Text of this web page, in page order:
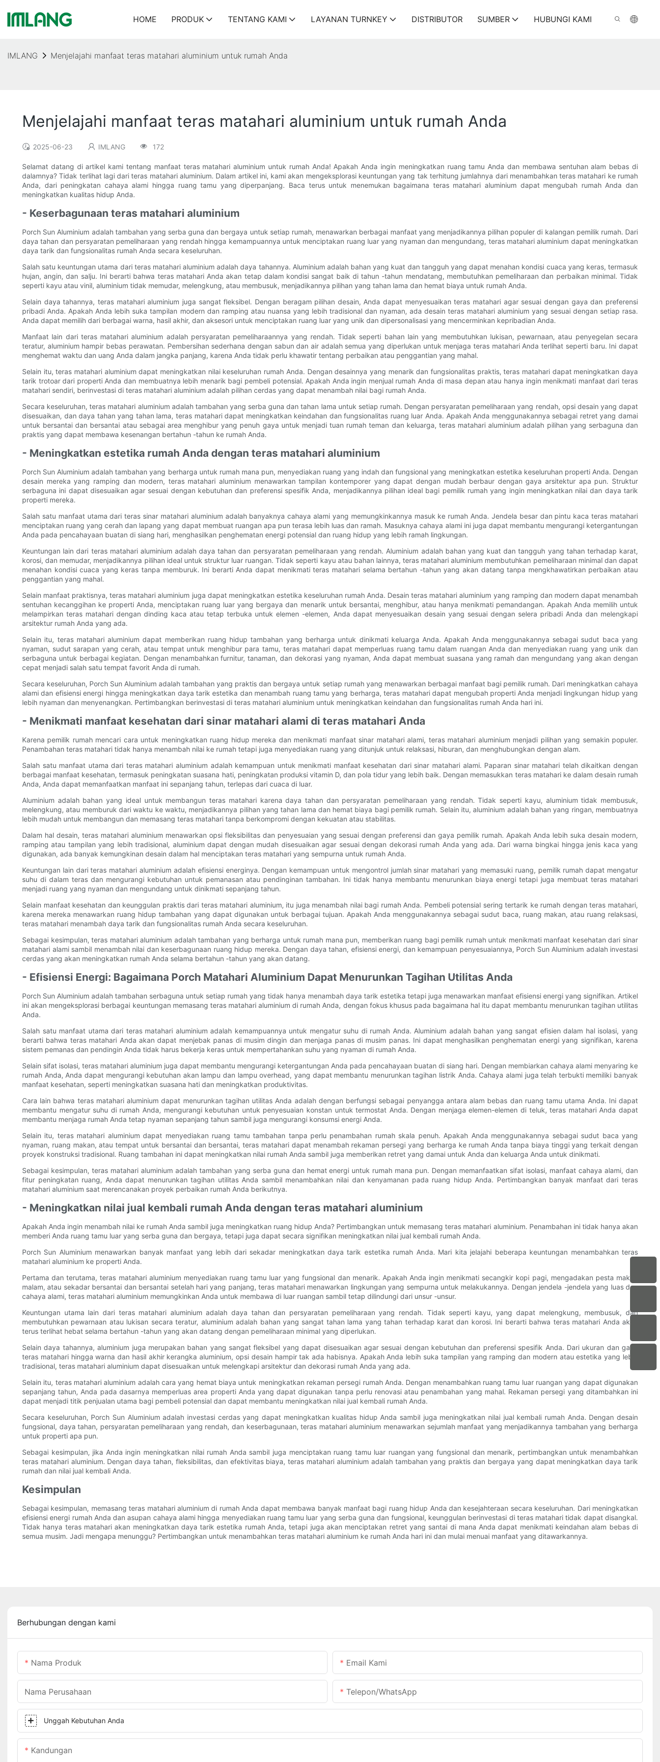
HOME PRODUK TENTANG KAMI LAYANAN TURNKEY DISTRIBUTOR SUMBER HUBUNGI KAMI
IMLANG Menjelajahi manfaat teras matahari aluminium untuk rumah Anda
Menjelajahi manfaat teras matahari aluminium untuk rumah Anda
2025-06-23 IMLANG 172
Selamat datang di artikel kami tentang manfaat teras matahari aluminium untuk rumah Anda! Apakah Anda ingin meningkatkan ruang tamu Anda dan membawa sentuhan alam bebas di
dalamnya? Tidak terlihat lagi dari teras matahari aluminium. Dalam artikel ini, kami akan mengeksplorasi keuntungan yang tak terhitung jumlahnya dari menambahkan teras matahari ke rumah
Anda, dari peningkatan cahaya alami hingga ruang tamu yang diperpanjang. Baca terus untuk menemukan bagaimana teras matahari aluminium dapat mengubah rumah Anda dan
meningkatkan kualitas hidup Anda.
- Keserbagunaan teras matahari aluminium
Porch Sun Aluminium adalah tambahan yang serba guna dan bergaya untuk setiap rumah, menawarkan berbagai manfaat yang menjadikannya pilihan populer di kalangan pemilik rumah. Dari
daya tahan dan persyaratan pemeliharaan yang rendah hingga kemampuannya untuk menciptakan ruang luar yang nyaman dan mengundang, teras matahari aluminium dapat meningkatkan
daya tarik dan fungsionalitas rumah Anda secara keseluruhan.
Salah satu keuntungan utama dari teras matahari aluminium adalah daya tahannya. Aluminium adalah bahan yang kuat dan tangguh yang dapat menahan kondisi cuaca yang keras, termasuk
hujan, angin, dan salju. Ini berarti bahwa teras matahari Anda akan tetap dalam kondisi sangat baik di tahun -tahun mendatang, membutuhkan pemeliharaan dan perbaikan minimal. Tidak
seperti kayu atau vinil, aluminium tidak memudar, melengkung, atau membusuk, menjadikannya pilihan yang tahan lama dan hemat biaya untuk rumah Anda.
Selain daya tahannya, teras matahari aluminium juga sangat fleksibel. Dengan beragam pilihan desain, Anda dapat menyesuaikan teras matahari agar sesuai dengan gaya dan preferensi
pribadi Anda. Apakah Anda lebih suka tampilan modern dan ramping atau nuansa yang lebih tradisional dan nyaman, ada desain teras matahari aluminium yang sesuai dengan setiap rasa.
Anda dapat memilih dari berbagai warna, hasil akhir, dan aksesori untuk menciptakan ruang luar yang unik dan dipersonalisasi yang mencerminkan kepribadian Anda.
Manfaat lain dari teras matahari aluminium adalah persyaratan pemeliharaannya yang rendah. Tidak seperti bahan lain yang membutuhkan lukisan, pewarnaan, atau penyegelan secara
teratur, aluminium hampir bebas perawatan. Pembersihan sederhana dengan sabun dan air adalah semua yang diperlukan untuk menjaga teras matahari Anda terlihat seperti baru. Ini dapat
menghemat waktu dan uang Anda dalam jangka panjang, karena Anda tidak perlu khawatir tentang perbaikan atau penggantian yang mahal.
Selain itu, teras matahari aluminium dapat meningkatkan nilai keseluruhan rumah Anda. Dengan desainnya yang menarik dan fungsionalitas praktis, teras matahari dapat meningkatkan daya
tarik trotoar dari properti Anda dan membuatnya lebih menarik bagi pembeli potensial. Apakah Anda ingin menjual rumah Anda di masa depan atau hanya ingin menikmati manfaat dari teras
matahari sendiri, berinvestasi di teras matahari aluminium adalah pilihan cerdas yang dapat menambah nilai bagi rumah Anda.
Secara keseluruhan, teras matahari aluminium adalah tambahan yang serba guna dan tahan lama untuk setiap rumah. Dengan persyaratan pemeliharaan yang rendah, opsi desain yang dapat
disesuaikan, dan daya tahan yang tahan lama, teras matahari dapat meningkatkan keindahan dan fungsionalitas ruang luar Anda. Apakah Anda menggunakannya sebagai retret yang damai
untuk bersantai dan bersantai atau sebagai area menghibur yang penuh gaya untuk menjadi tuan rumah teman dan keluarga, teras matahari aluminium adalah pilihan yang serbaguna dan
praktis yang dapat membawa kesenangan bertahun -tahun ke rumah Anda.
- Meningkatkan estetika rumah Anda dengan teras matahari aluminium
Porch Sun Aluminium adalah tambahan yang berharga untuk rumah mana pun, menyediakan ruang yang indah dan fungsional yang meningkatkan estetika keseluruhan properti Anda. Dengan
desain mereka yang ramping dan modern, teras matahari aluminium menawarkan tampilan kontemporer yang dapat dengan mudah berbaur dengan gaya arsitektur apa pun. Struktur
serbaguna ini dapat disesuaikan agar sesuai dengan kebutuhan dan preferensi spesifik Anda, menjadikannya pilihan ideal bagi pemilik rumah yang ingin meningkatkan nilai dan daya tarik
properti mereka.
Salah satu manfaat utama dari teras sinar matahari aluminium adalah banyaknya cahaya alami yang memungkinkannya masuk ke rumah Anda. Jendela besar dan pintu kaca teras matahari
menciptakan ruang yang cerah dan lapang yang dapat membuat ruangan apa pun terasa lebih luas dan ramah. Masuknya cahaya alami ini juga dapat membantu mengurangi ketergantungan
Anda pada pencahayaan buatan di siang hari, menghasilkan penghematan energi potensial dan ruang hidup yang lebih ramah lingkungan.
Keuntungan lain dari teras matahari aluminium adalah daya tahan dan persyaratan pemeliharaan yang rendah. Aluminium adalah bahan yang kuat dan tangguh yang tahan terhadap karat,
korosi, dan memudar, menjadikannya pilihan ideal untuk struktur luar ruangan. Tidak seperti kayu atau bahan lainnya, teras matahari aluminium membutuhkan pemeliharaan minimal dan dapat
menahan kondisi cuaca yang keras tanpa memburuk. Ini berarti Anda dapat menikmati teras matahari selama bertahun -tahun yang akan datang tanpa mengkhawatirkan perbaikan atau
penggantian yang mahal.
Selain manfaat praktisnya, teras matahari aluminium juga dapat meningkatkan estetika keseluruhan rumah Anda. Desain teras matahari aluminium yang ramping dan modern dapat menambah
sentuhan kecanggihan ke properti Anda, menciptakan ruang luar yang bergaya dan menarik untuk bersantai, menghibur, atau hanya menikmati pemandangan. Apakah Anda memilih untuk
melampirkan teras matahari dengan dinding kaca atau tetap terbuka untuk elemen -elemen, Anda dapat menyesuaikan desain yang sesuai dengan selera pribadi Anda dan melengkapi
arsitektur rumah Anda yang ada.
Selain itu, teras matahari aluminium dapat memberikan ruang hidup tambahan yang berharga untuk dinikmati keluarga Anda. Apakah Anda menggunakannya sebagai sudut baca yang
nyaman, sudut sarapan yang cerah, atau tempat untuk menghibur para tamu, teras matahari dapat memperluas ruang tamu dalam ruangan Anda dan menyediakan ruang yang unik dan
serbaguna untuk berbagai kegiatan. Dengan menambahkan furnitur, tanaman, dan dekorasi yang nyaman, Anda dapat membuat suasana yang ramah dan mengundang yang akan dengan
cepat menjadi salah satu tempat favorit Anda di rumah.
Secara keseluruhan, Porch Sun Aluminium adalah tambahan yang praktis dan bergaya untuk setiap rumah yang menawarkan berbagai manfaat bagi pemilik rumah. Dari meningkatkan cahaya
alami dan efisiensi energi hingga meningkatkan daya tarik estetika dan menambah ruang tamu yang berharga, teras matahari dapat mengubah properti Anda menjadi lingkungan hidup yang
lebih nyaman dan menyenangkan. Pertimbangkan berinvestasi di teras matahari aluminium untuk meningkatkan keindahan dan fungsionalitas rumah Anda hari ini.
- Menikmati manfaat kesehatan dari sinar matahari alami di teras matahari Anda
Karena pemilik rumah mencari cara untuk meningkatkan ruang hidup mereka dan menikmati manfaat sinar matahari alami, teras matahari aluminium menjadi pilihan yang semakin populer.
Penambahan teras matahari tidak hanya menambah nilai ke rumah tetapi juga menyediakan ruang yang ditunjuk untuk relaksasi, hiburan, dan menghubungkan dengan alam.
Salah satu manfaat utama dari teras matahari aluminium adalah kemampuan untuk menikmati manfaat kesehatan dari sinar matahari alami. Paparan sinar matahari telah dikaitkan dengan
berbagai manfaat kesehatan, termasuk peningkatan suasana hati, peningkatan produksi vitamin D, dan pola tidur yang lebih baik. Dengan memasukkan teras matahari ke dalam desain rumah
Anda, Anda dapat memanfaatkan manfaat ini sepanjang tahun, terlepas dari cuaca di luar.
Aluminium adalah bahan yang ideal untuk membangun teras matahari karena daya tahan dan persyaratan pemeliharaan yang rendah. Tidak seperti kayu, aluminium tidak membusuk,
melengkung, atau memburuk dari waktu ke waktu, menjadikannya pilihan yang tahan lama dan hemat biaya bagi pemilik rumah. Selain itu, aluminium adalah bahan yang ringan, membuatnya
lebih mudah untuk membangun dan memasang teras matahari tanpa berkompromi dengan kekuatan atau stabilitas.
Dalam hal desain, teras matahari aluminium menawarkan opsi fleksibilitas dan penyesuaian yang sesuai dengan preferensi dan gaya pemilik rumah. Apakah Anda lebih suka desain modern,
ramping atau tampilan yang lebih tradisional, aluminium dapat dengan mudah disesuaikan agar sesuai dengan dekorasi rumah Anda yang ada. Dari warna bingkai hingga jenis kaca yang
digunakan, ada banyak kemungkinan desain dalam hal menciptakan teras matahari yang sempurna untuk rumah Anda.
Keuntungan lain dari teras matahari aluminium adalah efisiensi energinya. Dengan kemampuan untuk mengontrol jumlah sinar matahari yang memasuki ruang, pemilik rumah dapat mengatur
suhu di dalam teras dan mengurangi kebutuhan untuk pemanasan atau pendinginan tambahan. Ini tidak hanya membantu menurunkan biaya energi tetapi juga membuat teras matahari
menjadi ruang yang nyaman dan mengundang untuk dinikmati sepanjang tahun.
Selain manfaat kesehatan dan keunggulan praktis dari teras matahari aluminium, itu juga menambah nilai bagi rumah Anda. Pembeli potensial sering tertarik ke rumah dengan teras matahari,
karena mereka menawarkan ruang hidup tambahan yang dapat digunakan untuk berbagai tujuan. Apakah Anda menggunakannya sebagai sudut baca, ruang makan, atau ruang relaksasi,
teras matahari menambah daya tarik dan fungsionalitas rumah Anda secara keseluruhan.
Sebagai kesimpulan, teras matahari aluminium adalah tambahan yang berharga untuk rumah mana pun, memberikan ruang bagi pemilik rumah untuk menikmati manfaat kesehatan dari sinar
matahari alami sambil menambah nilai dan keserbagunaan ruang hidup mereka. Dengan daya tahan, efisiensi energi, dan kemampuan penyesuaiannya, Porch Sun Aluminium adalah investasi
cerdas yang akan meningkatkan rumah Anda selama bertahun -tahun yang akan datang.
- Efisiensi Energi: Bagaimana Porch Matahari Aluminium Dapat Menurunkan Tagihan Utilitas Anda
Porch Sun Aluminium adalah tambahan serbaguna untuk setiap rumah yang tidak hanya menambah daya tarik estetika tetapi juga menawarkan manfaat efisiensi energi yang signifikan. Artikel
ini akan mengeksplorasi berbagai keuntungan memasang teras matahari aluminium di rumah Anda, dengan fokus khusus pada bagaimana hal itu dapat membantu menurunkan tagihan utilitas
Anda.
Salah satu manfaat utama dari teras matahari aluminium adalah kemampuannya untuk mengatur suhu di rumah Anda. Aluminium adalah bahan yang sangat efisien dalam hal isolasi, yang
berarti bahwa teras matahari Anda akan dapat menjebak panas di musim dingin dan menjaga panas di musim panas. Ini dapat menghasilkan penghematan energi yang signifikan, karena
sistem pemanas dan pendingin Anda tidak harus bekerja keras untuk mempertahankan suhu yang nyaman di rumah Anda.
Selain sifat isolasi, teras matahari aluminium juga dapat membantu mengurangi ketergantungan Anda pada pencahayaan buatan di siang hari. Dengan membiarkan cahaya alami menyaring ke
rumah Anda, Anda dapat mengurangi kebutuhan akan lampu dan lampu overhead, yang dapat membantu menurunkan tagihan listrik Anda. Cahaya alami juga telah terbukti memiliki banyak
manfaat kesehatan, seperti meningkatkan suasana hati dan meningkatkan produktivitas.
Cara lain bahwa teras matahari aluminium dapat menurunkan tagihan utilitas Anda adalah dengan berfungsi sebagai penyangga antara alam bebas dan ruang tamu utama Anda. Ini dapat
membantu mengatur suhu di rumah Anda, mengurangi kebutuhan untuk penyesuaian konstan untuk termostat Anda. Dengan menjaga elemen-elemen di teluk, teras matahari Anda dapat
membantu menjaga rumah Anda tetap nyaman sepanjang tahun sambil juga mengurangi konsumsi energi Anda.
Selain itu, teras matahari aluminium dapat menyediakan ruang tamu tambahan tanpa perlu penambahan rumah skala penuh. Apakah Anda menggunakannya sebagai sudut baca yang
nyaman, ruang makan, atau tempat untuk bersantai dan bersantai, teras matahari dapat menambah rekaman persegi yang berharga ke rumah Anda tanpa biaya tinggi yang terkait dengan
proyek konstruksi tradisional. Ruang tambahan ini dapat meningkatkan nilai rumah Anda sambil juga memberikan retret yang damai untuk Anda dan keluarga Anda untuk dinikmati.
Sebagai kesimpulan, teras matahari aluminium adalah tambahan yang serba guna dan hemat energi untuk rumah mana pun. Dengan memanfaatkan sifat isolasi, manfaat cahaya alami, dan
fitur peningkatan ruang, Anda dapat menurunkan tagihan utilitas Anda sambil menambahkan nilai dan kenyamanan pada ruang hidup Anda. Pertimbangkan banyak manfaat dari teras
matahari aluminium saat merencanakan proyek perbaikan rumah Anda berikutnya.
- Meningkatkan nilai jual kembali rumah Anda dengan teras matahari aluminium
Apakah Anda ingin menambah nilai ke rumah Anda sambil juga meningkatkan ruang hidup Anda? Pertimbangkan untuk memasang teras matahari aluminium. Penambahan ini tidak hanya akan
memberi Anda ruang tamu luar yang serba guna dan bergaya, tetapi juga dapat secara signifikan meningkatkan nilai jual kembali rumah Anda.
Porch Sun Aluminium menawarkan banyak manfaat yang lebih dari sekadar meningkatkan daya tarik estetika rumah Anda. Mari kita jelajahi beberapa keuntungan menambahkan teras
matahari aluminium ke properti Anda.
Pertama dan terutama, teras matahari aluminium menyediakan ruang tamu luar yang fungsional dan menarik. Apakah Anda ingin menikmati secangkir kopi pagi, mengadakan pesta makan
malam, atau sekadar bersantai dan bersantai setelah hari yang panjang, teras matahari menawarkan lingkungan yang sempurna untuk melakukannya. Dengan jendela -jendela yang luas dan
cahaya alami, teras matahari aluminium memungkinkan Anda untuk membawa di luar ruangan sambil tetap dilindungi dari unsur -unsur.
Keuntungan utama lain dari teras matahari aluminium adalah daya tahan dan persyaratan pemeliharaan yang rendah. Tidak seperti kayu, yang dapat melengkung, membusuk, dan
membutuhkan pewarnaan atau lukisan secara teratur, aluminium adalah bahan yang sangat tahan lama yang tahan terhadap karat dan korosi. Ini berarti bahwa teras matahari Anda akan
terus terlihat hebat selama bertahun -tahun yang akan datang dengan pemeliharaan minimal yang diperlukan.
Selain daya tahannya, aluminium juga merupakan bahan yang sangat fleksibel yang dapat disesuaikan agar sesuai dengan kebutuhan dan preferensi spesifik Anda. Dari ukuran dan gaya
teras matahari hingga warna dan hasil akhir kerangka aluminium, opsi desain hampir tak ada habisnya. Apakah Anda lebih suka tampilan yang ramping dan modern atau estetika yang lebih
tradisional, teras matahari aluminium dapat disesuaikan untuk melengkapi arsitektur dan dekorasi rumah Anda yang ada.
Selain itu, teras matahari aluminium adalah cara yang hemat biaya untuk meningkatkan rekaman persegi rumah Anda. Dengan menambahkan ruang tamu luar ruangan yang dapat digunakan
sepanjang tahun, Anda pada dasarnya memperluas area properti Anda yang dapat digunakan tanpa perlu renovasi atau penambahan yang mahal. Rekaman persegi yang ditambahkan ini
dapat menjadi titik penjualan utama bagi pembeli potensial dan dapat membantu meningkatkan nilai jual kembali rumah Anda.
Secara keseluruhan, Porch Sun Aluminium adalah investasi cerdas yang dapat meningkatkan kualitas hidup Anda sambil juga meningkatkan nilai jual kembali rumah Anda. Dengan desain
fungsional, daya tahan, persyaratan pemeliharaan yang rendah, dan keserbagunaan, teras matahari aluminium menawarkan sejumlah manfaat yang menjadikannya tambahan yang berharga
untuk properti apa pun.
Sebagai kesimpulan, jika Anda ingin meningkatkan nilai rumah Anda sambil juga menciptakan ruang tamu luar ruangan yang fungsional dan menarik, pertimbangkan untuk menambahkan
teras matahari aluminium. Dengan daya tahan, fleksibilitas, dan efektivitas biaya, teras matahari aluminium adalah tambahan yang praktis dan bergaya yang dapat meningkatkan daya tarik
rumah dan nilai jual kembali Anda.
Kesimpulan
Sebagai kesimpulan, memasang teras matahari aluminium di rumah Anda dapat membawa banyak manfaat bagi ruang hidup Anda dan kesejahteraan secara keseluruhan. Dari meningkatkan
efisiensi energi rumah Anda dan asupan cahaya alami hingga menyediakan ruang tamu luar yang serba guna dan fungsional, keunggulan berinvestasi di teras matahari tidak dapat disangkal.
Tidak hanya teras matahari akan meningkatkan daya tarik estetika rumah Anda, tetapi juga akan menciptakan retret yang santai di mana Anda dapat menikmati keindahan alam bebas di
semua musim. Jadi mengapa menunggu? Pertimbangkan untuk menambahkan teras matahari aluminium ke rumah Anda hari ini dan mulai menuai manfaat yang ditawarkannya.
Berhubungan dengan kami
Nama Produk Email Kami
Nama Perusahaan Telepon/WhatsApp
Unggah Kebutuhan Anda
Kandungan